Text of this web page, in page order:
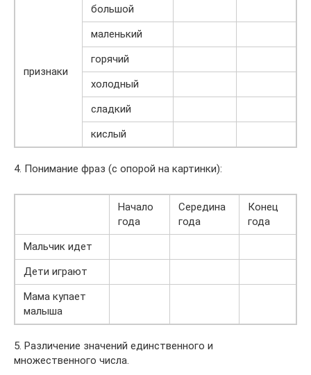
признаки
большой
маленький
горячий
холодный
сладкий
кислый
4. Понимание фраз (с опорой на картинки):
Начало
года
Середина
года
Конец
года
Мальчик идет
Дети играют
Мама купает
малыша
5. Различение значений единственного и
множественного числа.